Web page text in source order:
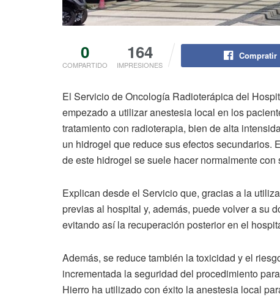
0
COMPARTIDO
164
IMPRESIONES
Compratir
El Servicio de Oncología Radioterápica del
empezado a utilizar anestesia local en los
tratamiento con radioterapia, bien de alta
un hidrogel que reduce sus efectos secundarios.
de este hidrogel se suele hacer normalmente
Explican desde el Servicio que, gracias a la
previas al hospital y, además, puede volver a su
evitando así la recuperación posterior en el
Además, se reduce también la toxicidad y el
incrementada la seguridad del procedimiento
Hierro ha utilizado con éxito la anestesia local